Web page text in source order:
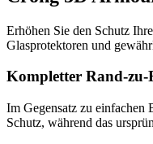
Erhöhen Sie den Schutz
Glasprotektoren und
Kompletter Rand-zu-
Im Gegensatz zu einfachen
Schutz, während das